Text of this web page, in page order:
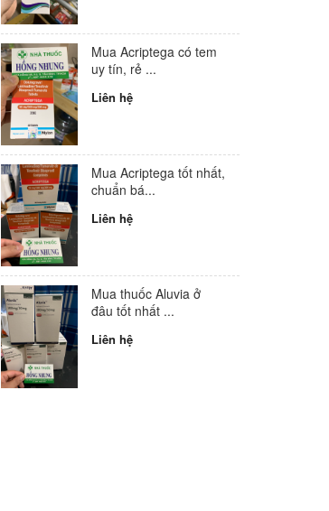
Mua Acriptega có tem
uy tín, rẻ ...
Liên hệ
Mua Acriptega tốt nhất,
chuẩn bá...
Liên hệ
Mua thuốc Aluvia ở
đâu tốt nhất ...
Liên hệ